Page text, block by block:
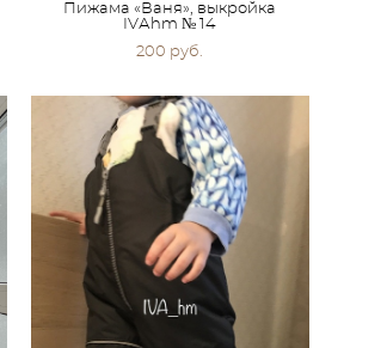
Пижама «Ваня», выкройка
IVАhm № 14
200 pуб.